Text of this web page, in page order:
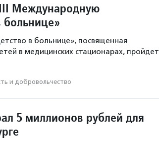
Международную
в больнице», посвященная
в медицинских стационарах, пройдет
и доброволь­чест­во
5 миллионов рублей для